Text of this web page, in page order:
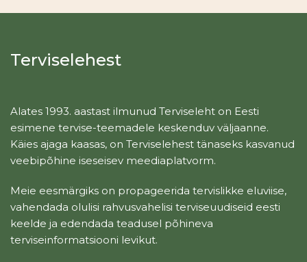
Terviselehest
Alates 1993. aastast ilmunud Terviseleht on Eesti
esimene tervise-teemadele keskenduv väljaanne.
Käies ajaga kaasas, on Terviselehest tänaseks kasvanud
veebipõhine iseseisev meediaplatvorm.
Meie eesmärgiks on propageerida tervislikke eluviise,
vahendada olulisi rahvusvahelisi terviseuudiseid eesti
keelde ja edendada teadusel põhineva
terviseinformatsiooni levikut.